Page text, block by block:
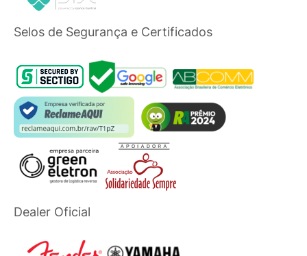
Selos de Segurança e Certificados
Dealer Oficial